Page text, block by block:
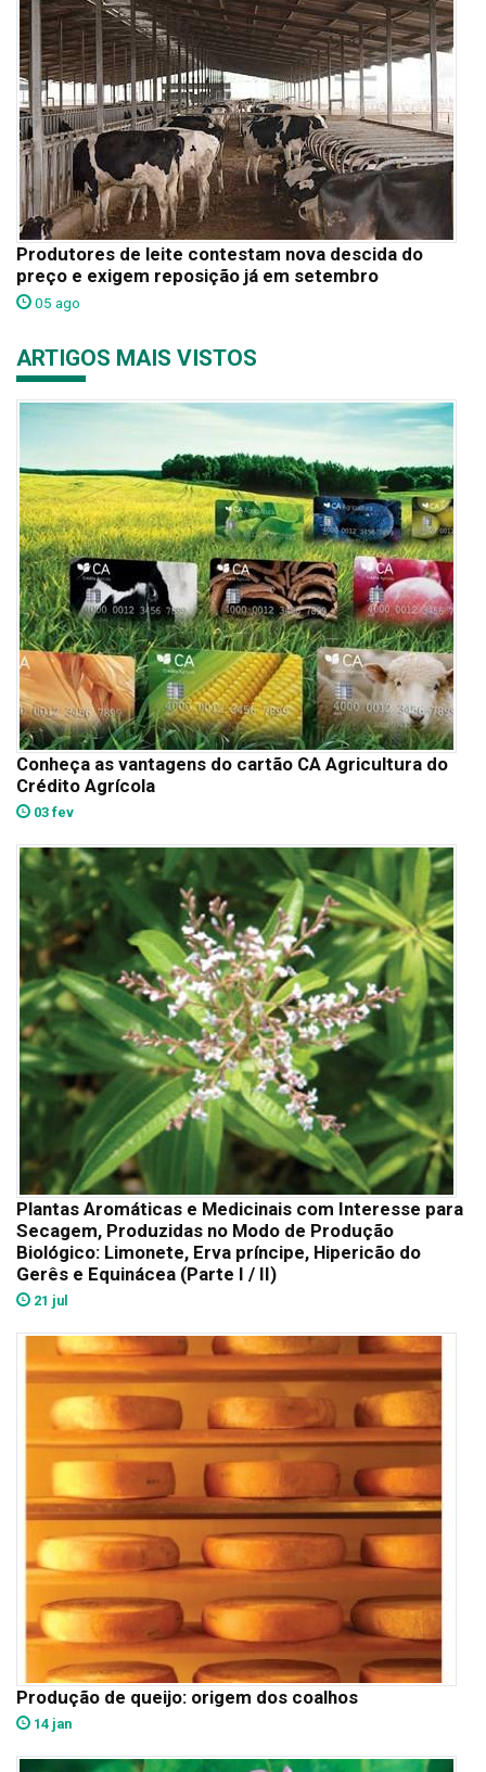
Produtores de leite contestam nova descida do
preço e exigem reposição já em setembro
05 ago
ARTIGOS MAIS VISTOS
Conheça as vantagens do cartão CA Agricultura do
Crédito Agrícola
03 fev
Plantas Aromáticas e Medicinais com Interesse para
Secagem, Produzidas no Modo de Produção
Biológico: Limonete, Erva príncipe, Hipericão do
Gerês e Equinácea (Parte I / II)
21 jul
Produção de queijo: origem dos coalhos
14 jan